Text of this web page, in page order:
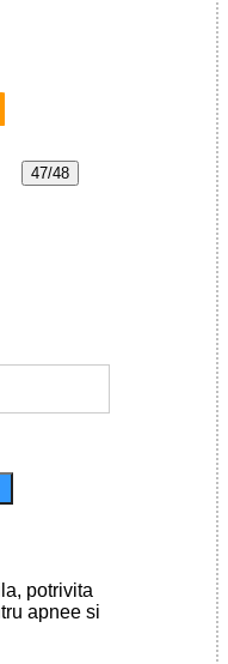
47/48
potrivita
apnee si